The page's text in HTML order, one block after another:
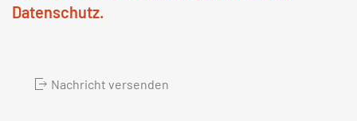
Datenschutz.
Nachricht versenden